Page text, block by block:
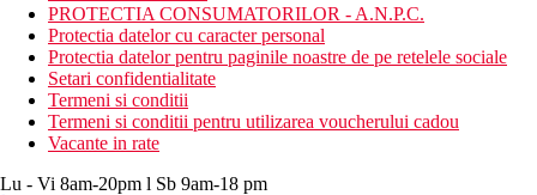
2x program saptamanal de seara
mini fotbal
tenis de masa
fotbal de masa
Activitati contra cost
biliard
masaje
PROTECTIA CONSUMATORILOR - A.N.P.C.
Protectia datelor cu caracter personal
Protectia datelor pentru paginile noastre de pe retelele sociale
Setari confidentialitate
Termeni si conditii
Termeni si conditii pentru utilizarea voucherului cadou
Vacante in rate
Lu - Vi 8am-20pm l Sb 9am-18 pm